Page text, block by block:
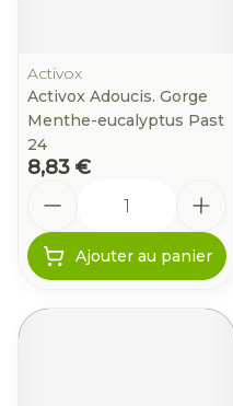
Activox
Activox Adoucis. Gorge
Menthe-eucalyptus Past
24
8,83 €
Ajouter au panier